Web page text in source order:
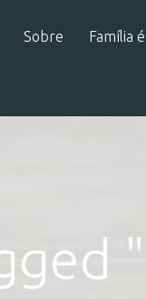
Sobre Família